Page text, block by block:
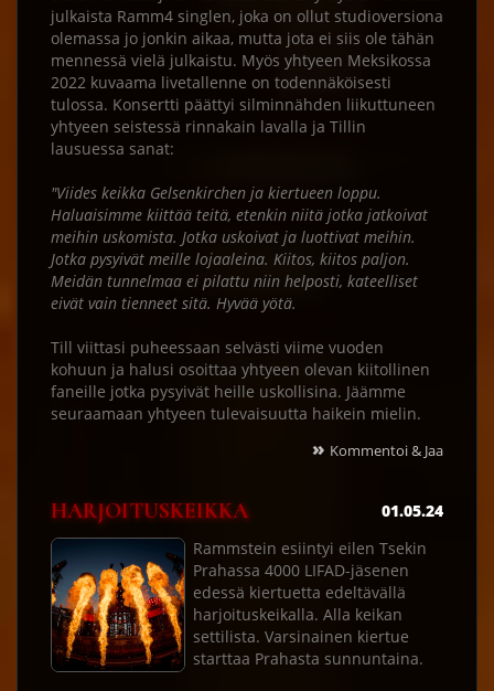
julkaista Ramm4 singlen, joka on ollut studioversiona
olemassa jo jonkin aikaa, mutta jota ei siis ole tähän
mennessä vielä julkaistu. Myös yhtyeen Meksikossa
2022 kuvaama livetallenne on todennäköisesti
tulossa. Konsertti päättyi silminnähden liikuttuneen
yhtyeen seistessä rinnakain lavalla ja Tillin
lausuessa sanat:
"Viides keikka Gelsenkirchen ja kiertueen loppu.
Haluaisimme kiittää teitä, etenkin niitä jotka jatkoivat
meihin uskomista. Jotka uskoivat ja luottivat meihin.
Jotka pysyivät meille lojaaleina. Kiitos, kiitos paljon.
Meidän tunnelmaa ei pilattu niin helposti, kateelliset
eivät vain tienneet sitä. Hyvää yötä.
Till viittasi puheessaan selvästi viime vuoden
kohuun ja halusi osoittaa yhtyeen olevan kiitollinen
faneille jotka pysyivät heille uskollisina. Jäämme
seuraamaan yhtyeen tulevaisuutta haikein mielin.
» Kommentoi & Jaa
HARJOITUSKEIKKA
01.05.24
Rammstein esiintyi eilen Tsekin
Prahassa 4000 LIFAD-jäsenen
edessä kiertuetta edeltävällä
harjoituskeikalla. Alla keikan
settilista. Varsinainen kiertue
starttaa Prahasta sunnuntaina.